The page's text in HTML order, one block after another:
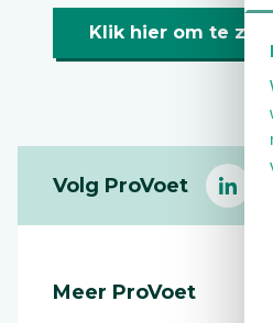
Klik hier om te
Volg ProVoet
Meer ProVoet